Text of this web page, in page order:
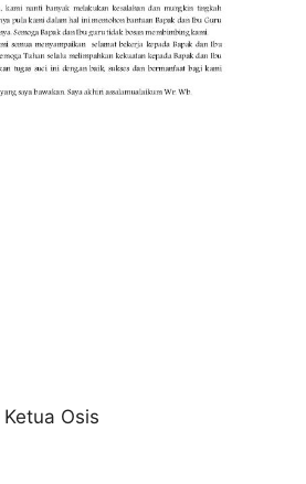
Osis